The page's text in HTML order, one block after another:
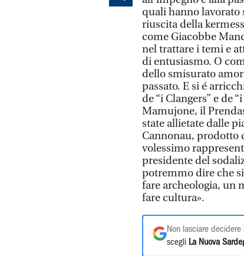
quali hanno lavorato
riuscita della
come Giacobbe
nel trattare i temi e
di entusiasmo. O
dello smisurato
passato. E si é
de “i Clangers” e de
Mamujone, il
state allietate dalle
Cannonau, prodotto
volessimo
presidente del
potremmo dire che
fare archeologia, un
fare cultura».
Non lasciare decidere
scegli La Nuova